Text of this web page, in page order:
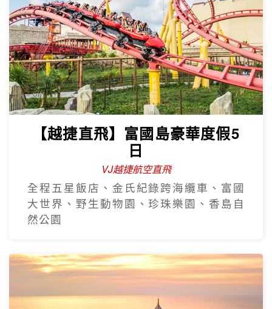
【越捷直飛】富國島豪華度假5
日
VJ越捷航空直飛
全程五星飯店、金氏紀錄跨海纜車、富國
大世界、野生動物園、珍珠樂園、香島自
然公園